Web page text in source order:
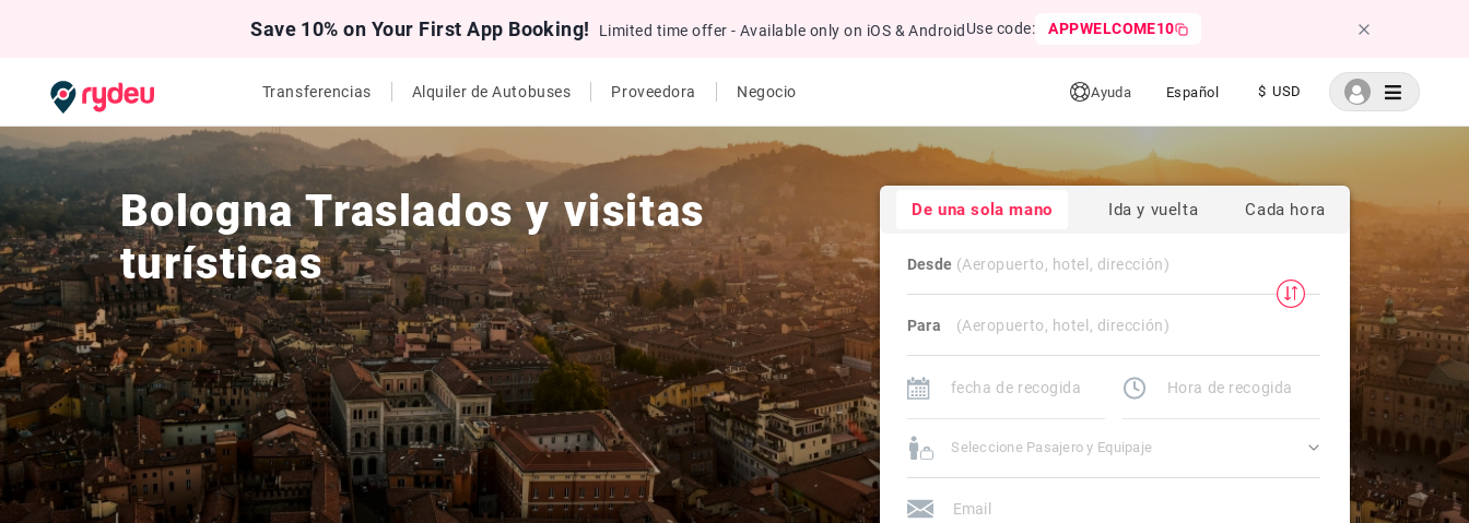
Save 10% on Your First App Booking! Limited time offer - Available only on iOS & Android Use code: APPWELCOME10
Transferencias Alquiler de Autobuses Proveedora Negocio Ayuda Español $ USD
Bologna Traslados y visitas
turísticas
De una sola mano Ida y vuelta Cada hora
Desde
Para
Seleccione Pasajero y Equipaje